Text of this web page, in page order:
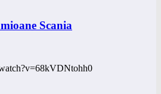
Scania